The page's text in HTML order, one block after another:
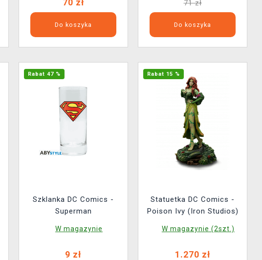
Do koszyka
71 zł
Do koszyka
Rabat 47 %
Szklanka DC Comics -
Superman
W magazynie
9 zł
Rabat 15 %
Statuetka DC Comics -
Poison Ivy (Iron Studios)
W magazynie (2szt.)
1.270 zł